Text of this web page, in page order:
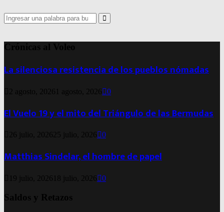
Search
for:
Search
Crónicas al Voleo
La silenciosa resistencia de los pueblos nómadas
2 agosto, 2026 1 agosto, 2026 0
El Vuelo 19 y el mito del Triángulo de las Bermudas
26 julio, 2026 25 julio, 2026 0
Matthias Sindelar, el hombre de papel
19 julio, 2026 18 julio, 2026 0
Saldos y Retazos